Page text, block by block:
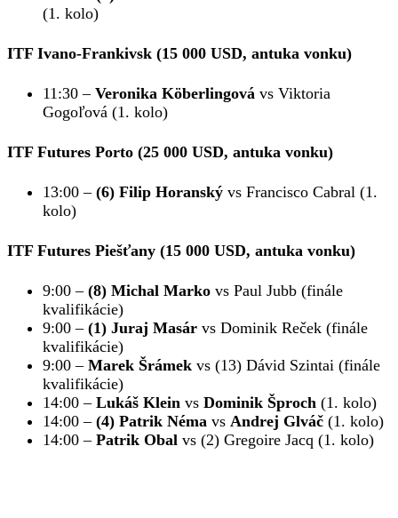
(1. kolo)
ITF Ivano-Frankivsk (15 000 USD, antuka vonku)
11:30 – Veronika Köberlingová vs Viktoria
Gogoľová (1. kolo)
ITF Futures Porto (25 000 USD, antuka vonku)
13:00 – (6) Filip Horanský vs Francisco Cabral (1.
kolo)
ITF Futures Piešťany (15 000 USD, antuka vonku)
9:00 – (8) Michal Marko vs Paul Jubb (finále
kvalifikácie)
9:00 –(1) Juraj Masár vs Dominik Reček (finále
kvalifikácie)
9:00 – Marek Šrámek vs (13) Dávid Szintai (finále
kvalifikácie)
14:00 – Lukáš Klein vs Dominik Šproch (1. kolo)
14:00 – (4) Patrik Néma vs Andrej Glváč (1. kolo)
14:00 – Patrik Obal vs (2) Gregoire Jacq (1. kolo)